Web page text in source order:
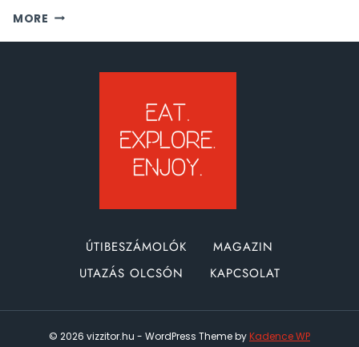
MORE MÁLTA
ÚTIBESZÁMOLÓK
MAGAZIN
UTAZÁS OLCSÓN
KAPCSOLAT
© 2026 vizzitor.hu - WordPress Theme byKadence WP